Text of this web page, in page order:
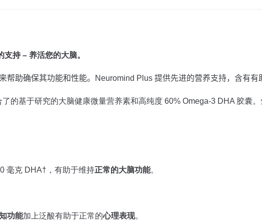
持 – 养活您的大脑。
帮助确保其功能和性能。Neuromind Plus 提供先进的营养支持，含有有
的基于研究的大脑健康微量营养素和高纯度 60% Omega-3 DHA 胶囊
毫克 DHA†，有助于维持正常的大脑功能。
功能加上泛酸有助于正常的心理表现。